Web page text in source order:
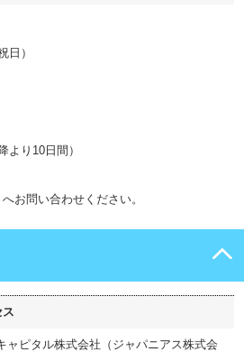
日）
より10日間）
お問い合わせください。
ャピタル株式会社（ジャパニアス株式会